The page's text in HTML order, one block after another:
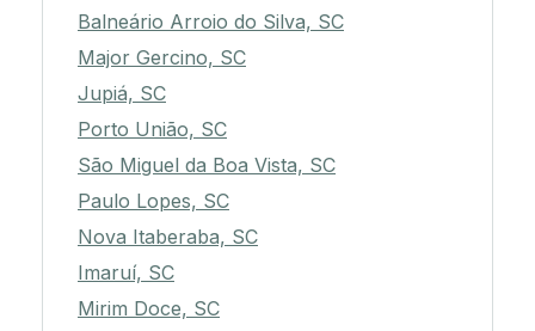
Balneário Arroio do Silva, SC
Major Gercino, SC
Jupiá, SC
Porto União, SC
São Miguel da Boa Vista, SC
Paulo Lopes, SC
Nova Itaberaba, SC
Imaruí, SC
Mirim Doce, SC